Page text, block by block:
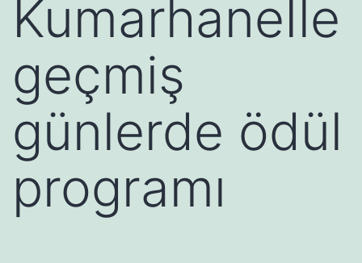
Kumarhaneİle
geçmiş
günlerde ödül
programı